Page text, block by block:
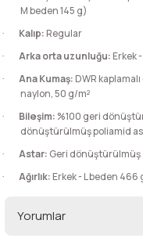
M beden 145 g)
· Kalıp: Regular
· Arka orta uzunluğu: Erkek
· Ana Kumaş: DWR
naylon, 50 g/m²
· Bileşim: %100 geri
dönüştürülmüş poliamid
· Astar: Geri dönüştürülmüş
· Ağırlık: Erkek - L beden 466
Yorumlar